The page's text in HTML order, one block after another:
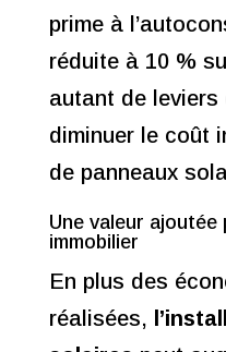
prime à
réduite à 10 %
autant de leviers
diminuer le coût
de panneaux
Une valeur
immobilier
En plus des
réalisées,